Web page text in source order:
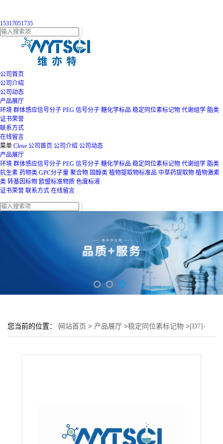
15317051735
公司首页
公司介绍
公司动态
产品展厅
环境 群体感应信号分子 PEG 信号分子 糖化学标品 稳定同位素标记物 代谢组学 脂类
证书荣誉
联系方式
在线留言
菜单 Close 公司首页 公司介绍 公司动态
产品展厅
环境 群体感应信号分子 PEG 信号分子 糖化学标品 稳定同位素标记物 代谢组学 脂类
抗生素 药物类 GPC分子量 聚合物 固醇类 植物提取物标准品 中草药提取物 植物激素
类 转基因标物 欧盟标准物质 色度标液
证书荣誉 联系方式 在线留言
您当前的位置： 网站首页 > 产品展厅 >稳定同位素标记物 >[D7]-